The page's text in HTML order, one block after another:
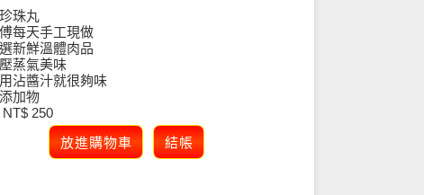
珠丸
每天手工現做
新鮮溫體肉品
蒸氣美味
沾醬汁就很夠味
加物
250